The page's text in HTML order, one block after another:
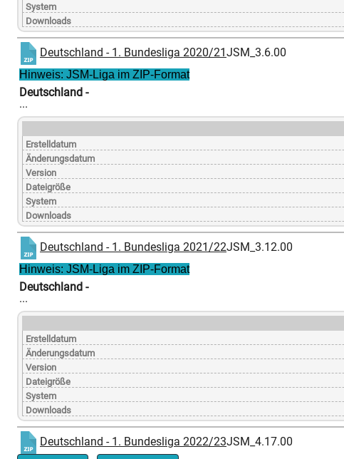
System
Downloads
Deutschland - 1. Bundesliga 2020/21 JSM_3.6.00
Hinweis: JSM-Liga im ZIP-Format
Deutschland -
...
Erstelldatum
Änderungsdatum
Version
Dateigröße
System
Downloads
Deutschland - 1. Bundesliga 2021/22JSM_3.12.00
Hinweis: JSM-Liga im ZIP-Format
Deutschland -
...
Erstelldatum
Änderungsdatum
Version
Dateigröße
System
Downloads
Deutschland - 1. Bundesliga 2022/23JSM_4.17.00